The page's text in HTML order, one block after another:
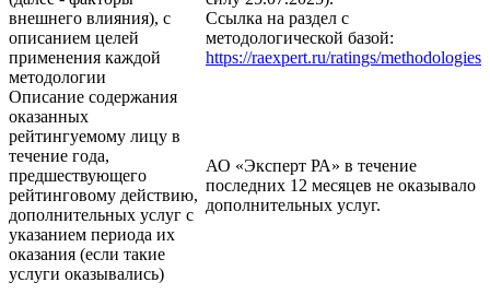
внешнего влияния), с
описанием целей
применения каждой
методологии
Ссылка на раздел с
методологической базой:
https://raexpert.ru/ratings/methodologies
Описание содержания
оказанных
рейтингуемому лицу в
течение года,
предшествующего
рейтинговому действию,
дополнительных услуг с
указанием периода их
оказания (если такие
услуги оказывались)
АО «Эксперт РА» в течение
последних 12 месяцев не оказывало
дополнительных услуг.